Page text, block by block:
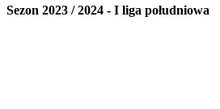
Sezon 2023 / 2024 - I liga południowa